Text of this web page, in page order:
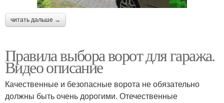
читать дальше →
Правила выбора ворот для гаража.
Видео описание
Качественные и безопасные ворота не обязательно
должны быть очень дорогими. Отечественные